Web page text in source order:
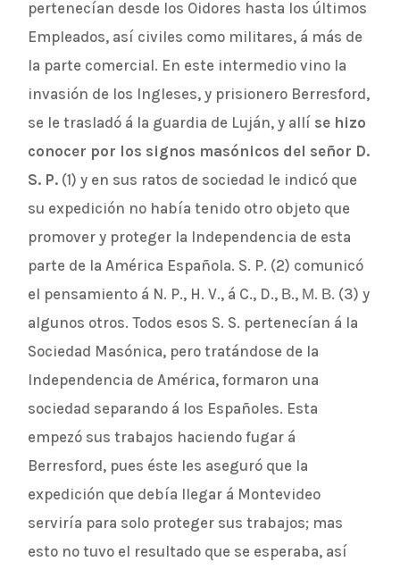
pertenecían desde los Oidores hasta los últimos
Empleados, así civiles como militares, á más de
la parte comercial. En este intermedio vino la
invasión de los Ingleses, y prisionero Berresford,
se le trasladó á la guardia de Luján, y allí se hizo
conocer por los signos masónicos del señor D.
S. P. (1) y en sus ratos de sociedad le indicó que
su expedición no había tenido otro objeto que
promover y proteger la Independencia de esta
parte de la América Española. S. P. (2) comunicó
el pensamiento á N. P., H. V., á C., D., В., М. В. (3) y
algunos otros. Todos esos S. S. pertenecían á la
Sociedad Masónica, pero tratándose de la
Independencia de América, formaron una
sociedad separando á los Españoles. Esta
empezó sus trabajos haciendo fugar á
Berresford, pues éste les aseguró que la
expedición que debía llegar á Montevideo
serviría para solo proteger sus trabajos; mas
esto no tuvo el resultado que se esperaba, así